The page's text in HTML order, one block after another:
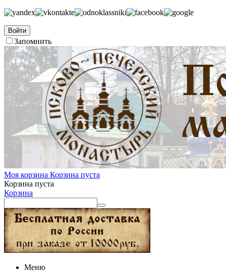
Войти
Запомнить
Моя корзина Корзина пуста
Корзина пуста
Корзина
Меню